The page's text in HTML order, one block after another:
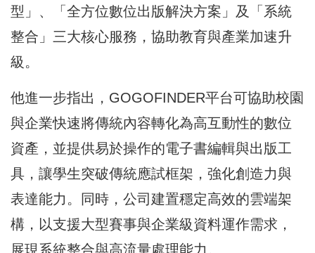
型」、「全方位數位出版解決方案」及「系統
整合」三大核心服務，協助教育與產業加速升
級。
他進一步指出，GOGOFINDER平台可協助校園
與企業快速將傳統內容轉化為高互動性的數位
資產，並提供易於操作的電子書編輯與出版工
具，讓學生突破傳統應試框架，強化創造力與
表達能力。同時，公司建置穩定高效的雲端架
構，以支援大型賽事與企業級資料運作需求，
展現系統整合與高流量處理能力。